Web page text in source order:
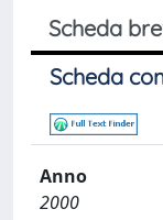
Scheda
Scheda
Anno
2000